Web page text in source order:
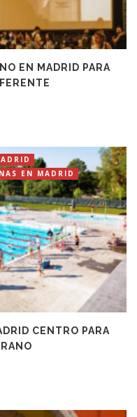
EN MADRID PARA
EN MADRID
CENTRO PARA